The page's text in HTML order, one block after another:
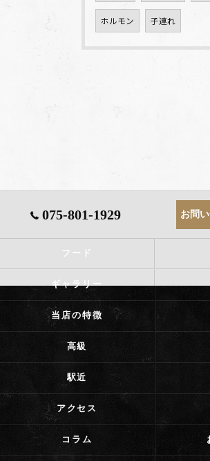
ホルモン 子連れ
075-801-1929 お問
フード
ギャラリー
当店の特徴
高級
駅近
アクセス
コラム